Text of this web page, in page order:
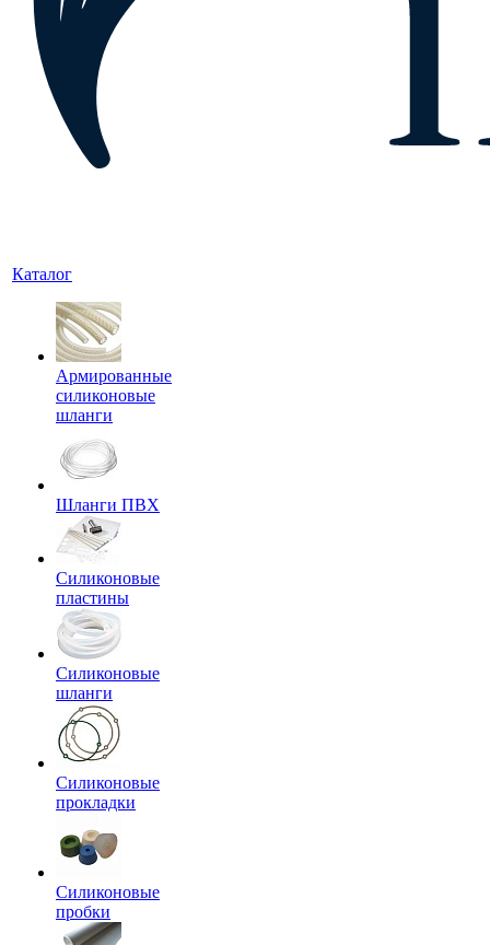
Каталог
Армированные
силиконовые
шланги
Шланги ПВХ
Силиконовые
пластины
Силиконовые
шланги
Силиконовые
прокладки
Силиконовые
пробки